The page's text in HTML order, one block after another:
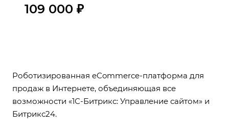
109 000 ₽
Роботизированная eCommerce-платформа для
продаж в Интернете, объединяющая все
возможности «1С-Битрикс: Управление сайтом» и
Битрикс24.